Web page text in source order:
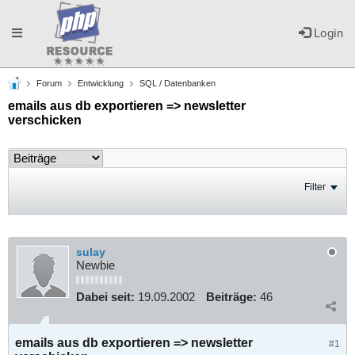
Login
Toggle
navigation
Forum Entwicklung SQL / Datenbanken
emails aus db exportieren => newsletter
verschicken
Filter
sulay
Newbie
Dabei seit: 19.09.2002 Beiträge: 46
#1
emails aus db exportieren => newsletter